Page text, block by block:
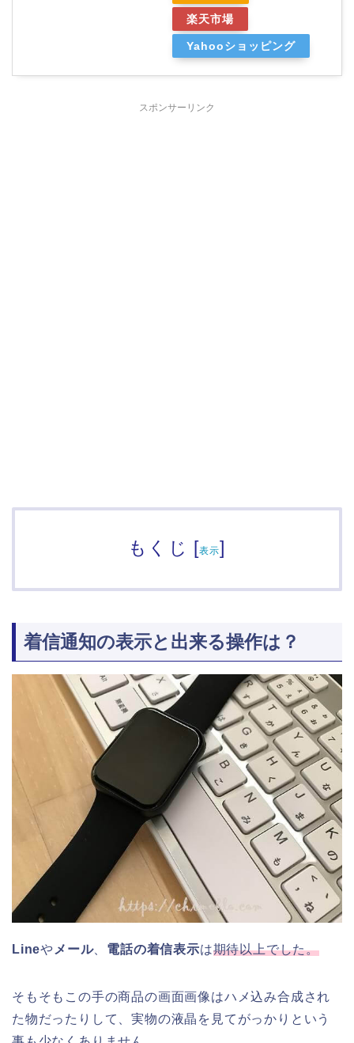
楽天市場
Yahooショッピング
スポンサーリンク
もくじ [表示]
着信通知の表示と出来る操作は？
Lineや メール、 電話の着信表示は期待以上でした。
そもそもこの手の商品の画面画像はハメ込み合成され
た物だったりして、実物の液晶を見てがっかりという